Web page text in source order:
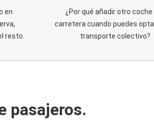
en
resto.
¿Por qué añadir otro coche
carretera cuando puedes
transporte colectivo?
pasajeros.